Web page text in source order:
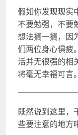
假如你发现现实
不要勉强，不要
想法搁一搁，因
们两位身心俱疲
活并无很强的相
将毫无幸福可言。
既然说到这里，
些要注意的地方